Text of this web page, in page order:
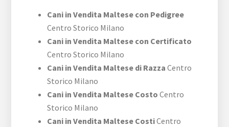
Cani in Vendita Maltese con Pedigree
Centro Storico Milano
Cani in Vendita Maltese con Certificato
Centro Storico Milano
Cani in Vendita Maltese di Razza Centro
Storico Milano
Cani in Vendita Maltese Costo Centro
Storico Milano
Cani in Vendita Maltese CostiCentro